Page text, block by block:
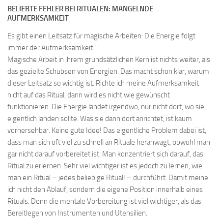
BELIEBTE FEHLER BEI RITUALEN: MANGELNDE
AUFMERKSAMKEIT
Es gibt einen Leitsatz für magische Arbeiten: Die Energie folgt
immer der Aufmerksamkeit.
Magische Arbeit in ihrem grundsätzlichen Kern ist nichts weiter, als
das gezielte Schubsen von Energien. Das macht schon klar, warum
dieser Leitsatz so wichtig ist. Richte ich meine Aufmerksamkeit
nicht auf das Ritual, dann wird es nicht wie gewünscht
funktionieren. Die Energie landet irgendwo, nur nicht dort, wo sie
eigentlich landen sollte. Was sie dann dort anrichtet, ist kaum
vorhersehbar. Keine gute Idee! Das eigentliche Problem dabei ist,
dass man sich oft viel zu schnell an Rituale heranwagt, obwohl man
gar nicht darauf vorbereitet ist. Man konzentriert sich darauf, das
Ritual zu erlernen. Sehr viel wichtiger ist es jedoch zu lernen, wie
man ein Ritual – jedes beliebige Ritual! – durchführt. Damit meine
ich nicht den Ablauf, sondern die eigene Position innerhalb eines
Rituals. Denn die mentale Vorbereitung ist viel wichtiger, als das
Bereitlegen von Instrumenten und Utensilien.